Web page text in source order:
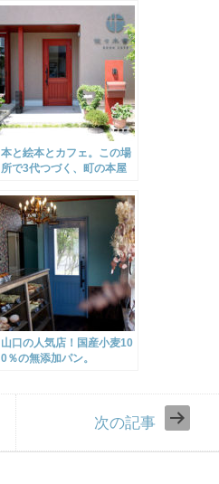
本と絵本とカフェ。この場
所で3代つづく、町の本屋
山口の人気店！国産小麦10
0％の無添加パン。
次の記事